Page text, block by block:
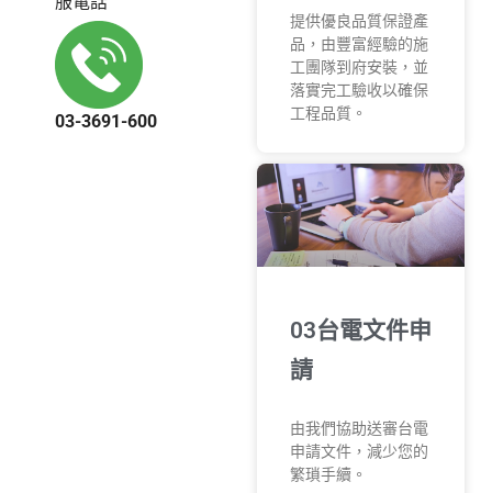
03-3691-600
提供優良品質保證產
品，由豐富經驗的施
工團隊到府安裝，並
落實完工驗收以確保
工程品質。
03台電文件申
請
由我們協助送審台電
申請文件，減少您的
繁瑣手續。